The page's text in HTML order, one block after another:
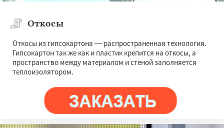
Откосы
Откосы из гипсокартона — распространенная технология.
Гипсокартон так же как и пластик крепится на откосы, а
пространство между материалом и стеной заполняется
теплоизолятором.